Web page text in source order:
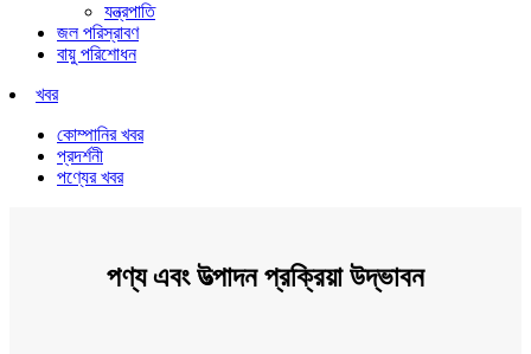
যন্ত্রপাতি
জল পরিস্রাবণ
বায়ু পরিশোধন
খবর
কোম্পানির খবর
প্রদর্শনী
পণ্যের খবর
পণ্য এবং উত্পাদন প্রক্রিয়া উদ্ভাবন